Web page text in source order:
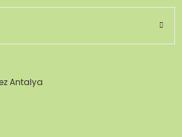
Antalya